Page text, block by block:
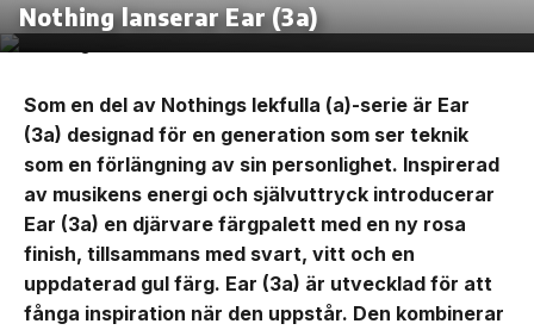
Nothing lanserar Ear (3a)
Som en del av Nothings lekfulla (a)-serie är Ear
(3a) designad för en generation som ser teknik
som en förlängning av sin personlighet. Inspirerad
av musikens energi och självuttryck introducerar
Ear (3a) en djärvare färgpalett med en ny rosa
finish, tillsammans med svart, vitt och en
uppdaterad gul färg. Ear (3a) är utvecklad för att
fånga inspiration när den uppstår. Den kombinerar